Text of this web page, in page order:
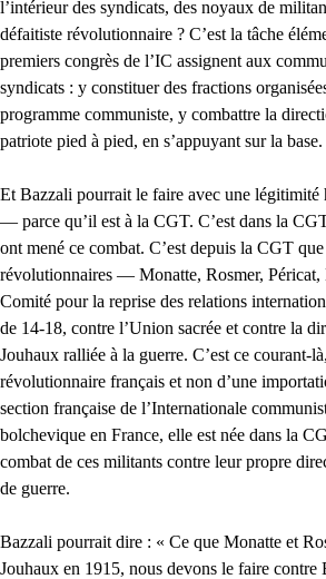
l’intérieur des syndicats, des noyaux de
défaitiste révolutionnaire ? C’est la tâche
premiers congrès de l’IC assignent aux
syndicats : y constituer des fractions
programme communiste, y combattre la
patriote pied à pied, en s’appuyant sur la base.
Et Bazzali pourrait le faire avec une légitimité
— parce qu’il est à la CGT. C’est dans la
ont mené ce combat. C’est depuis la CGT
révolutionnaires — Monatte, Rosmer,
Comité pour la reprise des relations
de 14-18, contre l’Union sacrée et contre la
Jouhaux ralliée à la guerre. C’est ce courant-
révolutionnaire français et non d’une
section française de l’Internationale
bolchevique en France, elle est née dans la
combat de ces militants contre leur propre
de guerre.
Bazzali pourrait dire : « Ce que Monatte et
Jouhaux en 1915, nous devons le faire contre